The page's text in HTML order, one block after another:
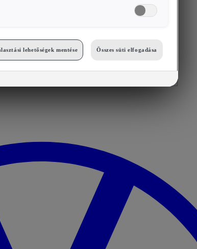
lehetőségek mentése Összes süti elfogadása